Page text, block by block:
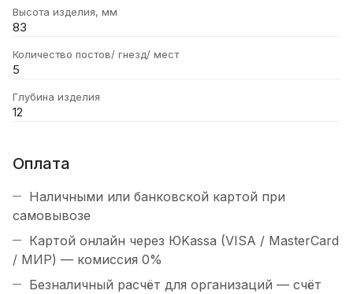
Высота изделия, мм
83
Количество постов/ гнезд/ мест
5
Глубина изделия
12
Оплата
Наличными или банковской картой при
самовывозе
Картой онлайн через ЮKassa (VISA / MasterCard
/ МИР) — комиссия 0%
Безналичный расчёт для организаций — счёт